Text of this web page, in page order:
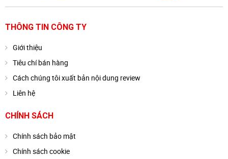
THÔNG TIN CÔNG TY
Giới thiệu
Tiêu chí bán hàng
Cách chúng tôi xuất bản nội dung review
Liên hệ
CHÍNH SÁCH
Chính sách bảo mật
Chính sách cookie